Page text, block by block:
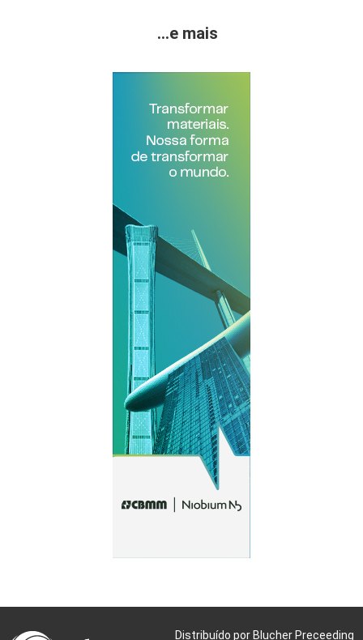
...e mais
Distribuído por Blucher Preceeding